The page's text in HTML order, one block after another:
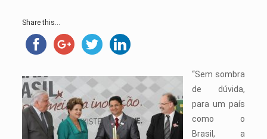
Share this...
“Sem sombra
de dúvida,
para um país
como o
Brasil, a